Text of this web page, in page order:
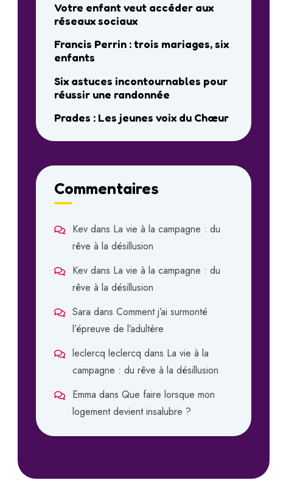
Votre enfant veut accéder aux
réseaux sociaux
Francis Perrin : trois mariages, six
enfants
Six astuces incontournables pour
réussir une randonnée
Prades : Les jeunes voix du Chœur
Commentaires
Kev dans La vie à la campagne : du
rêve à la désillusion
Kev dans La vie à la campagne : du
rêve à la désillusion
Sara dans Comment j’ai surmonté
l’épreuve de l’adultère
leclercq leclercq dans La vie à la
campagne : du rêve à la désillusion
Emma dans Que faire lorsque mon
logement devient insalubre ?